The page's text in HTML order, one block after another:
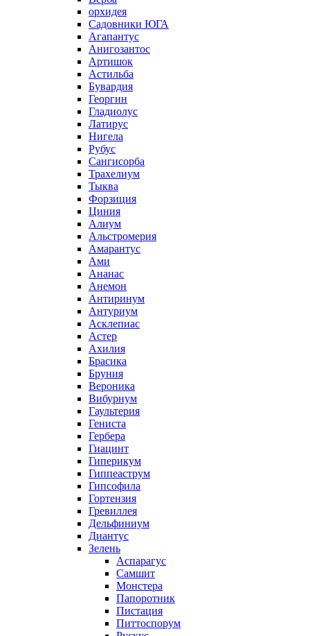
орхидея
Садовники ЮГА
Агапантус
Анигозантос
Артишок
Астильба
Бувардия
Георгин
Гладиолус
Латирус
Нигела
Рубус
Сангисорба
Трахелиум
Тыква
Форзиция
Циния
Алиум
Альстромерия
Амарантус
Ами
Ананас
Анемон
Антиринум
Антуриум
Асклепиас
Астер
Ахилия
Брасика
Бруния
Вероника
Вибурнум
Гаультерия
Гениста
Гербера
Гиацинт
Гиперикум
Гиппеаструм
Гипсофила
Гортензия
Гревиллея
Дельфиниум
Диантус
Зелень
Аспарагус
Самшит
Монстера
Папоротник
Пистация
Питтоспорум